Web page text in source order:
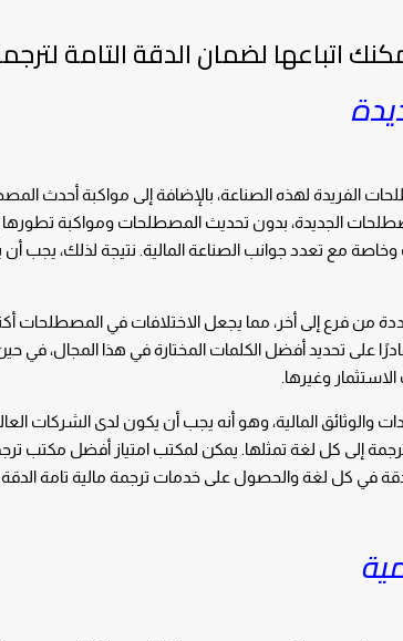
اتباعها لضمان الدقة التامة
الفريدة لهذه الصناعة، بالإضافة إلى مواكبة أحدث
بالمصطلحات الجديدة، بدون تحديث المصطلحات ومواكبة
مع تعدد جوانب الصناعة المالية. نتيجة لذلك، يجب
من فرع إلى أخر، مما يجعل الاختلافات في المصطلحات
على تحديد أفضل الكلمات المختارة في هذا المجال،
وغيرها.
والوثائق المالية، وهو أنه يجب أن يكون لدى الشركات
إلى كل لغة تمثلها. يمكن لمكتب امتياز أفضل مكتب
في كل لغة والحصول على خدمات ترجمة مالية تامة الدقة.